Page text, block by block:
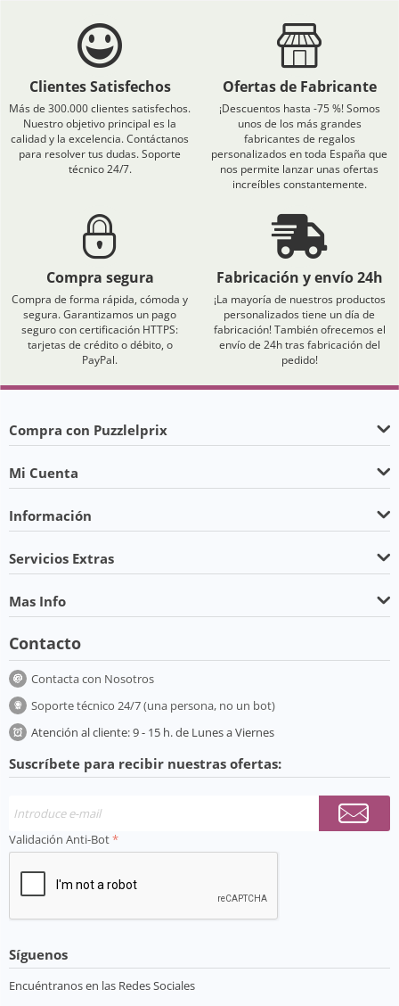
Clientes Satisfechos
Más de 300.000 clientes satisfechos.
Nuestro objetivo principal es la
calidad y la excelencia. Contáctanos
para resolver tus dudas. Soporte
técnico 24/7.
Ofertas de Fabricante
¡Descuentos hasta -75 %! Somos
unos de los más grandes
fabricantes de regalos
personalizados en toda España que
nos permite lanzar unas ofertas
increíbles constantemente.
Compra segura
Compra de forma rápida, cómoda y
segura. Garantizamos un pago
seguro con certificación HTTPS:
tarjetas de crédito o débito, o
PayPal.
Fabricación y envío 24h
¡La mayoría de nuestros productos
personalizados tiene un día de
fabricación! También ofrecemos el
envío de 24h tras fabricación del
pedido!
Compra con Puzzlelprix
Mi Cuenta
Información
Servicios Extras
Mas Info
Contacto
Contacta con Nosotros
Soporte técnico 24/7 (una persona, no un bot)
Atención al cliente: 9 - 15 h. de Lunes a Viernes
Suscríbete para recibir nuestras ofertas:
Validación Anti-Bot
Síguenos
Encuéntranos en las Redes Sociales